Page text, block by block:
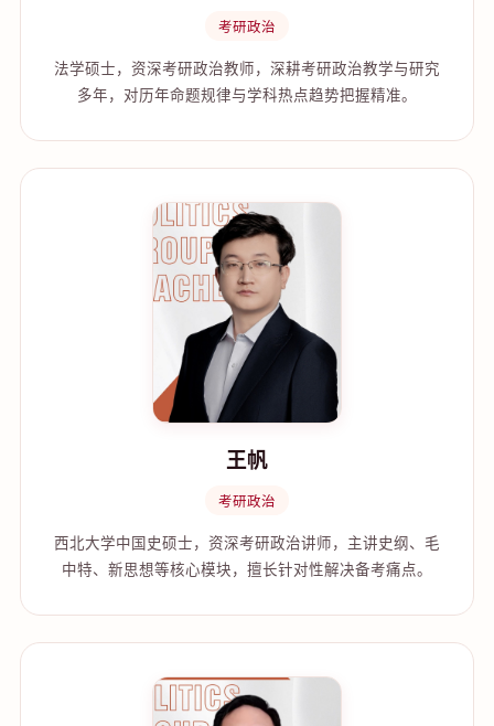
考研政治
法学硕士，资深考研政治教师，深耕考研政治教学与研究
多年，对历年命题规律与学科热点趋势把握精准。
王帆
考研政治
西北大学中国史硕士，资深考研政治讲师，主讲史纲、毛
中特、新思想等核心模块，擅长针对性解决备考痛点。